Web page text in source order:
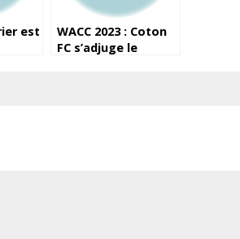
est
WACC 2023 : Coton
FC s’adjuge le